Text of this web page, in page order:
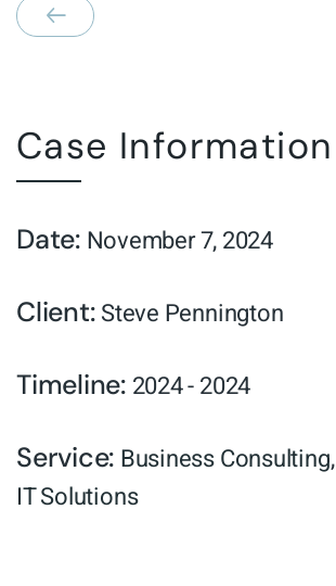
Case Information
Date: November 7, 2024
Client:Steve Pennington
Timeline: 2024 - 2024
Service: Business Consulting,
IT Solutions